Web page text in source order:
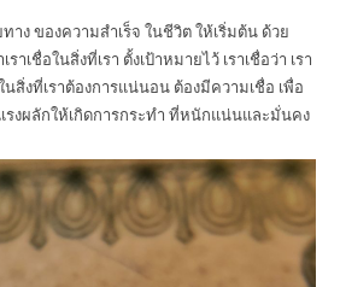
าง ของความสำเร็จ ในชีวิต ให้เริ่มต้น ด้วย
าเชื่อในสิ่งที่เรา ตั้งเป้าหมายไว้ เราเชื่อว่า เรา
สิ่งที่เราต้องการแน่นอน ต้องมีความเชื่อ เพื่อ
รงผลักให้เกิดการกระทำ ที่หนักแน่นและมั่นคง